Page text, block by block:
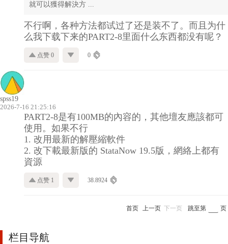
就可以獲得解決方 ...
不行啊，各种方法都试过了还是装不了。而且为什
么我下载下来的PART2-8里面什么东西都没有呢？
点赞 0 0
spss19
2026-7-16 21:25:16
PART2-8是有100MB的內容的，其他壇友應該都可
使用。如果不行
1. 改用最新的解壓縮軟件
2. 改下載最新版的 StataNow 19.5版，網絡上都有
資源
点赞 1 38.8924
首页 上一页 下一页 跳至第 页
栏目导航